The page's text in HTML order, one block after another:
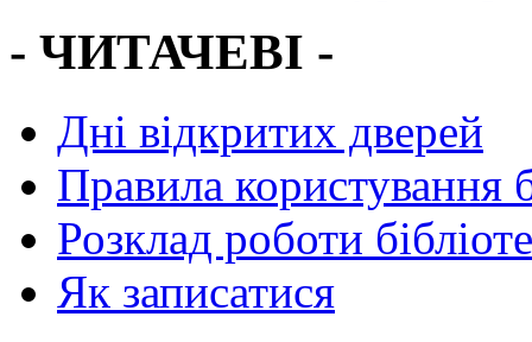
- ЧИТАЧЕВІ -
Дні відкритих дверей
Правила користування
Розклад роботи
Як записатися